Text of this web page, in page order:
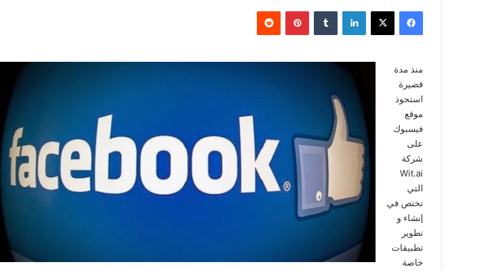
فيسبوك ‫X لينكدإن بينتيريست
منذ مدة
قصيرة
استحوذ
موقع
فيسبوك
على
شركة
Wit.ai
التي
تختص في
إنشاء و
تطوير
تطبيقات
خاصة